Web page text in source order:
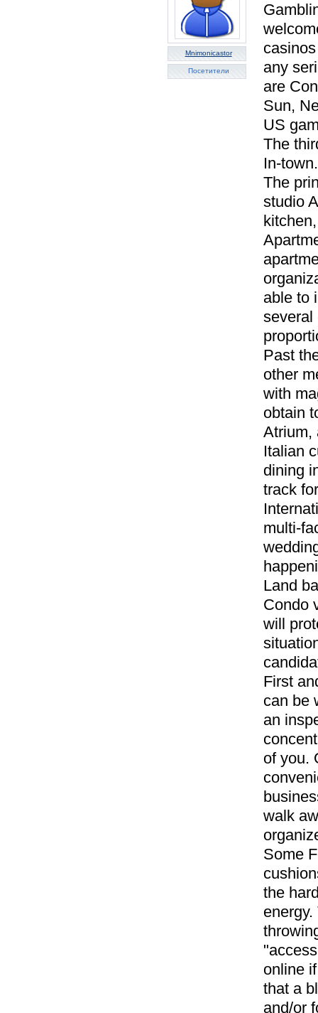
Mnimonicastor
Посетители
any
are
Sun,
US
The
In-town.
The
studio
able to
several
Past
other
with
obtain
Atrium,
Italian
dining
track
multi-
Land
Condo
will
First
can be
an
of you.
walk
Some
the
online
that a
and/or